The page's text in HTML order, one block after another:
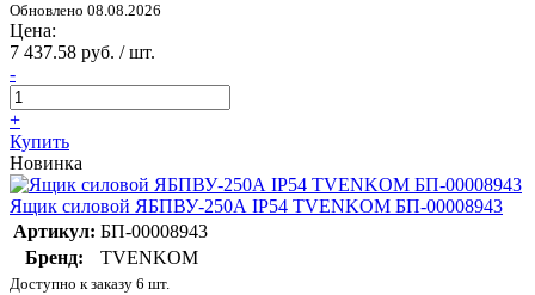
Обновлено 08.08.2026
Цена:
7 437.58 руб. / шт.
-
+
Купить
Новинка
Ящик силовой ЯБПВУ-250А IP54 TVENKOM БП-00008943
Артикул: БП-00008943
Бренд:
TVENKOM
Доступно к заказу 6 шт.